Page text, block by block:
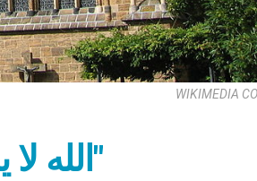
WIKIMEDIA
"الله لا ينظر إلى الدين بل إلى قلب الإنسان"